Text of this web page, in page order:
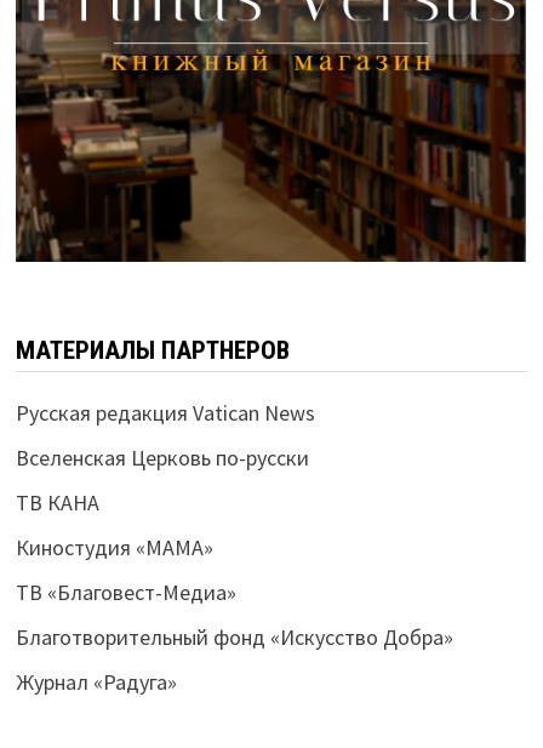
МАТЕРИАЛЫ ПАРТНЕРОВ
Русская редакция Vatican News
Вселенская Церковь по-русски
ТВ КАНА
Киностудия «МАМА»
ТВ «Благовест-Медиа»
Благотворительный фонд «Искусство Добра»
Журнал «Радуга»